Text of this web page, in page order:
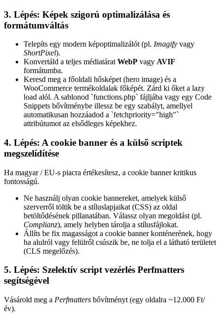
3. Lépés: Képek szigorú optimalizálása és
formátumváltás
Telepíts egy modern képoptimalizálót (pl. Imagify vagy
ShortPixel).
Konvertáld a teljes médiatárat WebP vagy AVIF
formátumba.
Keresd meg a főoldali hősképet (hero image) és a
WooCommerce termékoldalak főképét. Zárd ki őket a lazy
load alól. A sablonod `functions.php` fájljába vagy egy Code
Snippets bővítménybe illessz be egy szabályt, amellyel
automatikusan hozzáadod a `fetchpriority="high"`
attribútumot az elsődleges képekhez.
4. Lépés: A cookie banner és a külső scriptek
megszelídítése
Ha magyar / EU-s piacra értékesítesz, a cookie banner kritikus
fontosságú.
Ne használj olyan cookie bannereket, amelyek külső
szerverről töltik be a stíluslapjaikat (CSS) az oldal
betöltődésének pillanatában. Válassz olyan megoldást (pl.
Complianz), amely helyben tárolja a stílusfájlokat.
Állíts be fix magasságot a cookie banner konténerének, hogy
ha alulról vagy felülről csúszik be, ne tolja el a látható területet
(CLS megelőzés).
5. Lépés: Szelektív script vezérlés Perfmatters
segítségével
Vásárold meg a Perfmatters bővítményt (egy oldalra ~12.000 Ft/
év).